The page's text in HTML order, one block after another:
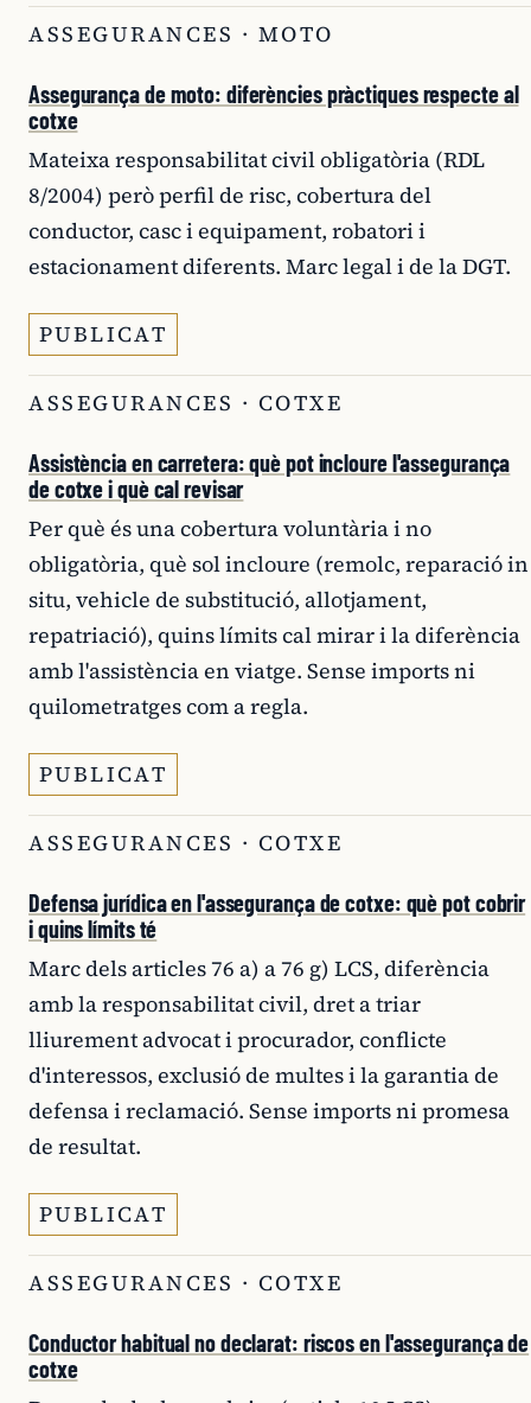
ASSEGURANCES · MOTO
Assegurança de moto: diferències pràctiques respecte al
cotxe
Mateixa responsabilitat civil obligatòria (RDL
8/2004) però perfil de risc, cobertura del
conductor, casc i equipament, robatori i
estacionament diferents. Marc legal i de la DGT.
PUBLICAT
ASSEGURANCES · COTXE
Assistència en carretera: què pot incloure l'assegurança
de cotxe i què cal revisar
Per què és una cobertura voluntària i no
obligatòria, què sol incloure (remolc, reparació in
situ, vehicle de substitució, allotjament,
repatriació), quins límits cal mirar i la diferència
amb l'assistència en viatge. Sense imports ni
quilometratges com a regla.
PUBLICAT
ASSEGURANCES · COTXE
Defensa jurídica en l'assegurança de cotxe: què pot cobrir
i quins límits té
Marc dels articles 76 a) a 76 g) LCS, diferència
amb la responsabilitat civil, dret a triar
lliurement advocat i procurador, conflicte
d'interessos, exclusió de multes i la garantia de
defensa i reclamació. Sense imports ni promesa
de resultat.
PUBLICAT
ASSEGURANCES · COTXE
Conductor habitual no declarat: riscos en l'assegurança de
cotxe